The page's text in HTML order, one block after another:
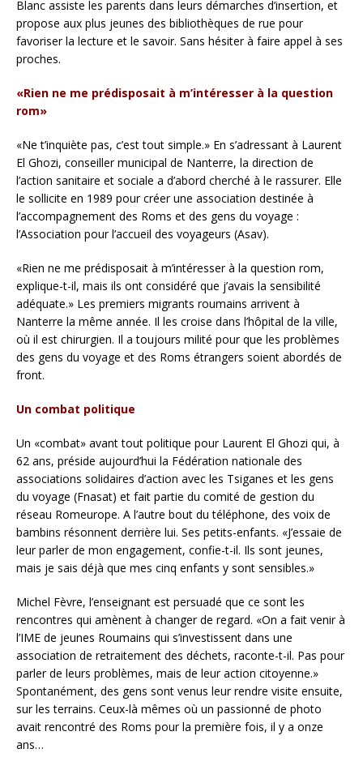
Blanc assiste les parents dans leurs démarches d’insertion, et
propose aux plus jeunes des bibliothèques de rue pour
favoriser la lecture et le savoir. Sans hésiter à faire appel à ses
proches.
«Rien ne me prédisposait à m’intéresser à la question
rom»
«Ne t’inquiète pas, c’est tout simple.» En s’adressant à Laurent
El Ghozi, conseiller municipal de Nanterre, la direction de
l’action sanitaire et sociale a d’abord cherché à le rassurer. Elle
le sollicite en 1989 pour créer une association destinée à
l’accompagnement des Roms et des gens du voyage :
l’Association pour l’accueil des voyageurs (Asav).
«Rien ne me prédisposait à m’intéresser à la question rom,
explique-t-il, mais ils ont considéré que j’avais la sensibilité
adéquate.» Les premiers migrants roumains arrivent à
Nanterre la même année. Il les croise dans l’hôpital de la ville,
où il est chirurgien. Il a toujours milité pour que les problèmes
des gens du voyage et des Roms étrangers soient abordés de
front.
Un combat politique
Un «combat» avant tout politique pour Laurent El Ghozi qui, à
62 ans, préside aujourd’hui la Fédération nationale des
associations solidaires d’action avec les Tsiganes et les gens
du voyage (Fnasat) et fait partie du comité de gestion du
réseau Romeurope. A l’autre bout du téléphone, des voix de
bambins résonnent derrière lui. Ses petits-enfants. «J’essaie de
leur parler de mon engagement, confie-t-il. Ils sont jeunes,
mais je sais déjà que mes cinq enfants y sont sensibles.»
Michel Fèvre, l’enseignant est persuadé que ce sont les
rencontres qui amènent à changer de regard. «On a fait venir à
l’IME de jeunes Roumains qui s’investissent dans une
association de retraitement des déchets, raconte-t-il. Pas pour
parler de leurs problèmes, mais de leur action citoyenne.»
Spontanément, des gens sont venus leur rendre visite ensuite,
sur les terrains. Ceux-là mêmes où un passionné de photo
avait rencontré des Roms pour la première fois, il y a onze
ans…